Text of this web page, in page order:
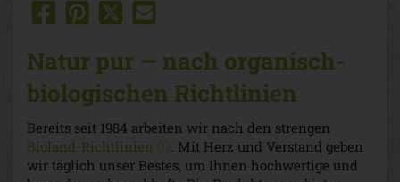
Natur pur — nach organisch-
biologischen Richtlinien
Bereits seit 1984 arbeiten wir nach den strengen
Bioland-Richtlinien
. Mit Herz und Verstand geben
wir täglich unser Bestes, um Ihnen hochwertige und